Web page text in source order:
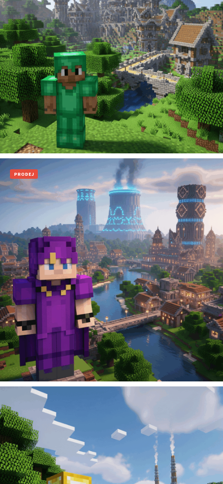
199Kč
Přidat do košíku
PRODEJ
720Kč699Kč
Přidat do košíku